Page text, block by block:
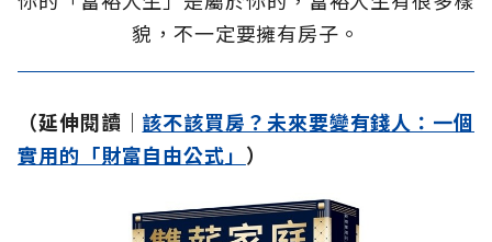
貌，不一定要擁有房子。
（延伸閱讀│ 該不該買房？未來要變有錢人：一個
實用的「財富自由公式」 ）